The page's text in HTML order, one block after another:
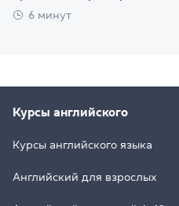
6 минут
Курсы английского
Курсы английского языка
Английский для взрослых